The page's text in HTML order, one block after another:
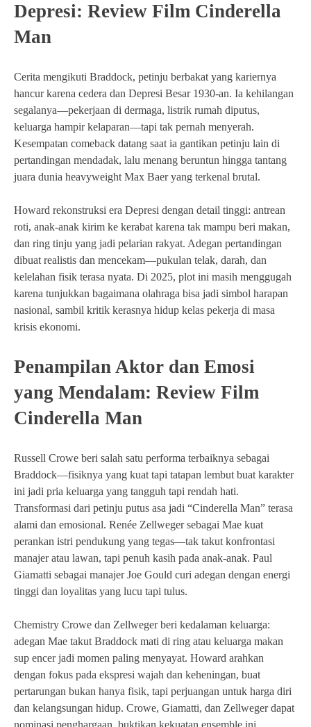
Depresi: Review Film Cinderella
Man
Cerita mengikuti Braddock, petinju berbakat yang kariernya
hancur karena cedera dan Depresi Besar 1930-an. Ia kehilangan
segalanya—pekerjaan di dermaga, listrik rumah diputus,
keluarga hampir kelaparan—tapi tak pernah menyerah.
Kesempatan comeback datang saat ia gantikan petinju lain di
pertandingan mendadak, lalu menang beruntun hingga tantang
juara dunia heavyweight Max Baer yang terkenal brutal.
Howard rekonstruksi era Depresi dengan detail tinggi: antrean
roti, anak-anak kirim ke kerabat karena tak mampu beri makan,
dan ring tinju yang jadi pelarian rakyat. Adegan pertandingan
dibuat realistis dan mencekam—pukulan telak, darah, dan
kelelahan fisik terasa nyata. Di 2025, plot ini masih menggugah
karena tunjukkan bagaimana olahraga bisa jadi simbol harapan
nasional, sambil kritik kerasnya hidup kelas pekerja di masa
krisis ekonomi.
Penampilan Aktor dan Emosi
yang Mendalam: Review Film
Cinderella Man
Russell Crowe beri salah satu performa terbaiknya sebagai
Braddock—fisiknya yang kuat tapi tatapan lembut buat karakter
ini jadi pria keluarga yang tangguh tapi rendah hati.
Transformasi dari petinju putus asa jadi “Cinderella Man” terasa
alami dan emosional. Renée Zellweger sebagai Mae kuat
perankan istri pendukung yang tegas—tak takut konfrontasi
manajer atau lawan, tapi penuh kasih pada anak-anak. Paul
Giamatti sebagai manajer Joe Gould curi adegan dengan energi
tinggi dan loyalitas yang lucu tapi tulus.
Chemistry Crowe dan Zellweger beri kedalaman keluarga:
adegan Mae takut Braddock mati di ring atau keluarga makan
sup encer jadi momen paling menyayat. Howard arahkan
dengan fokus pada ekspresi wajah dan keheningan, buat
pertarungan bukan hanya fisik, tapi perjuangan untuk harga diri
dan kelangsungan hidup. Crowe, Giamatti, dan Zellweger dapat
nominasi penghargaan, buktikan kekuatan ensemble ini.